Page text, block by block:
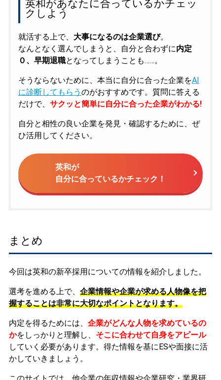
英和があなたに合っているかチェッ
クしよう
就活する上で、 大事になるのは企業選び。
なんとなく選んでしまうと、自分と合わずに内定
０、早期退職となってしまうことも……。
そうならないために、本当に自分に合った企業をAI
に診断してもらう のがおすすめです。質問に答える
だけで、 サクッと簡単に自分に合った企業がわかる!
自分と相性の良い企業を発見・確認するために、ぜ
ひ活用してください。
英和が
自分に合っているかチェック！
まとめ
今回は英和の新卒採用についての情報を紹介しました。
選考を進める上で、 企業情報や企業が求める人物像を把
握することは非常に大切なポイントとなります。
内定を得るためには、 企業がどんな人物を求めているの
かをしっかりと理解し、 そこに合わせて自身をアピール
していく必要があります。 得た情報を基にESや面接に活
かしていきましょう。